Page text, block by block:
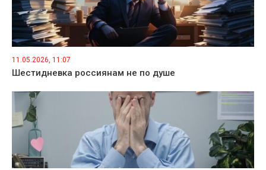
11.05.2026, 11:07
Шестидневка россиянам не по душе